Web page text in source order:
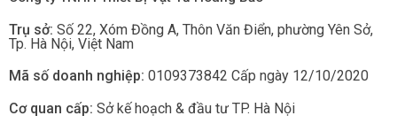
Trụ sở: Số 22, Xóm Đồng A, Thôn Văn Điển, phường Yên Sở,
Tp. Hà Nội, Việt Nam
Mã số doanh nghiệp: 0109373842 Cấp ngày 12/10/2020
Cơ quan cấp: Sở kế hoạch & đầu tư TP. Hà Nội